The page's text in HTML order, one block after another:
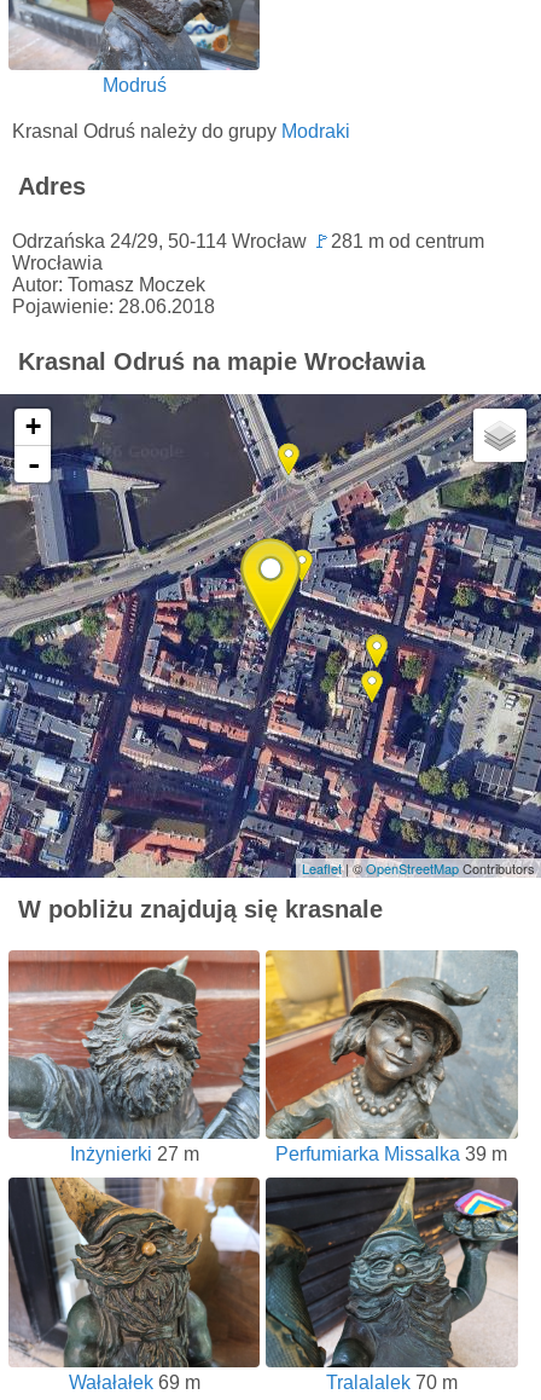
Modruś
Krasnal Odruś należy do grupy Modraki
Adres
Odrzańska 24/29, 50-114 Wrocław 🚩 281 m od centrum
Wrocławia
Autor: Tomasz Moczek
Pojawienie: 28.06.2018
Krasnal Odruś na mapie Wrocławia
+
-
Leaflet| ©OpenStreetMapContributors
W pobliżu znajdują się krasnale
Inżynierki 27 m Perfumiarka Missalka 39 m
Wałałałek69 m Tralalalek70 m